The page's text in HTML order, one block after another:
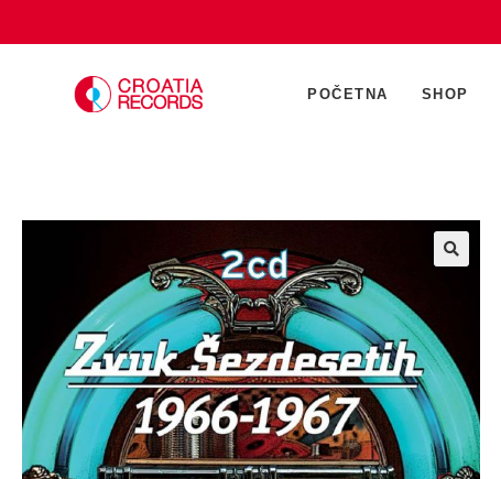
POČETNA SHOP